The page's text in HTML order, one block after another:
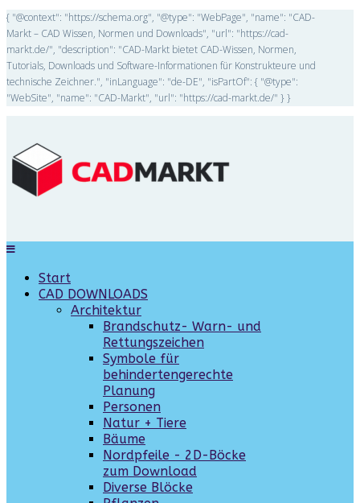
{ "@context": "https://schema.org", "@type": "WebPage", "name": "CAD-
Markt – CAD Wissen, Normen und Downloads", "url": "https://cad-
markt.de/", "description": "CAD-Markt bietet CAD-Wissen, Normen,
Tutorials, Downloads und Software-Informationen für Konstrukteure und
technische Zeichner.", "inLanguage": "de-DE", "isPartOf": { "@type":
"WebSite", "name": "CAD-Markt", "url": "https://cad-markt.de/" } }
Start
CAD DOWNLOADS
Architektur
Brandschutz- Warn- und
Rettungszeichen
Symbole für
behindertengerechte
Planung
Personen
Natur + Tiere
Bäume
Nordpfeile - 2D-Böcke
zum Download
Diverse Blöcke